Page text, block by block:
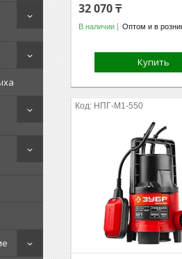
32 070 ₸
В наличии Оптом и в
Купить
НПГ-М1-550